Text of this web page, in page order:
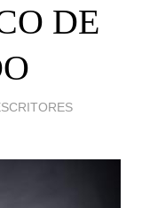
DE